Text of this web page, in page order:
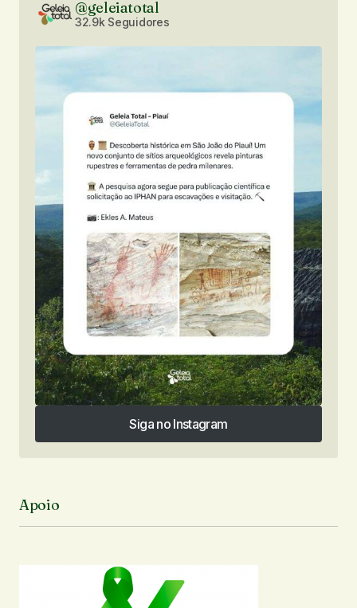
@geleiatotal
32.9k Seguidores
Siga no Instagram
Siga no Instagram
Apoio